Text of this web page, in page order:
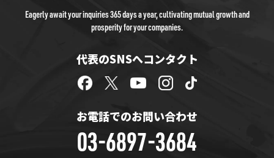
Eagerly await your inquiries 365 days a year, cultivating mutual growth and
prosperity for your companies.
代表のSNSへコンタクト
お電話でのお問い合わせ
03-6897-3684